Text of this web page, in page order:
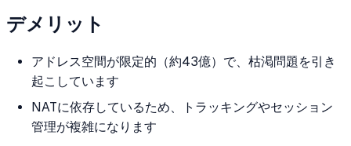
デメリット
アドレス空間が限定的（約43億）で、枯渇問題を引き
起こしています
NATに依存しているため、トラッキングやセッション
管理が複雑になります